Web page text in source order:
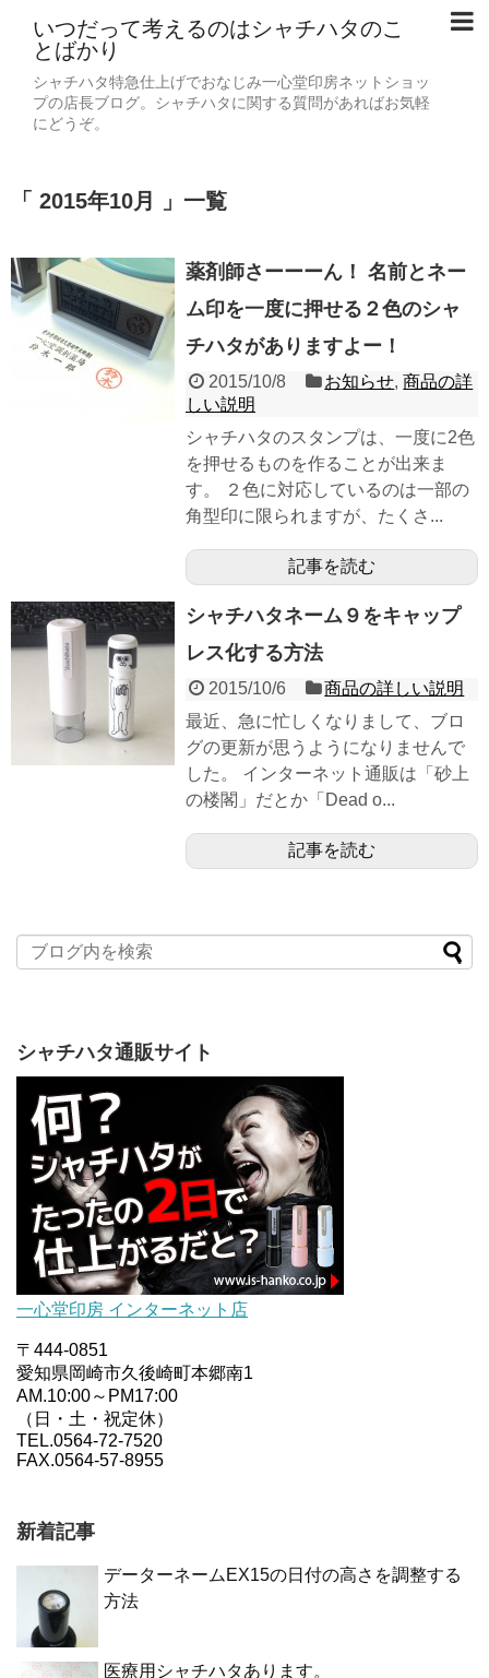
いつだって考えるのはシャチハタのこ
とばかり
シャチハタ特急仕上げでおなじみ一心堂印房ネットショッ
プの店長ブログ。シャチハタに関する質問があればお気軽
にどうぞ。
「 2015年10月 」一覧
薬剤師さーーーん！ 名前とネー
ム印を一度に押せる２色のシャ
チハタがありますよー！
2015/10/8 お知らせ,商品の詳
しい説明
シャチハタのスタンプは、一度に2色
を押せるものを作ることが出来ま
す。 ２色に対応しているのは一部の
角型印に限られますが、たくさ...
記事を読む
シャチハタネーム９をキャップ
レス化する方法
2015/10/6
商品の詳しい説明
最近、急に忙しくなりまして、ブロ
グの更新が思うようになりませんで
した。 インターネット通販は「砂上
の楼閣」だとか「Dead o...
記事を読む
シャチハタ通販サイト
一心堂印房 インターネット店
〒444-0851
愛知県岡崎市久後崎町本郷南1
AM.10:00～PM17:00
（日・土・祝定休）
TEL.0564-72-7520
FAX.0564-57-8955
新着記事
データーネームEX15の日付の高さを調整する
方法
医療用シャチハタあります。